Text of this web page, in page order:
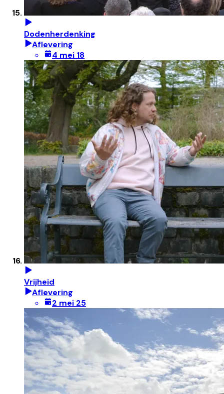
Dodenherdenking
Aflevering
4 mei 18
Vrijheid
Aflevering
2 mei 25